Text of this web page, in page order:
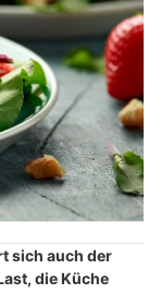
sich auch der
die Küche